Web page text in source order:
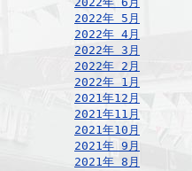
2022年 5月
2022年 4月
2022年 3月
2022年 2月
2022年 1月
2021年12月
2021年11月
2021年10月
2021年 9月
2021年 8月